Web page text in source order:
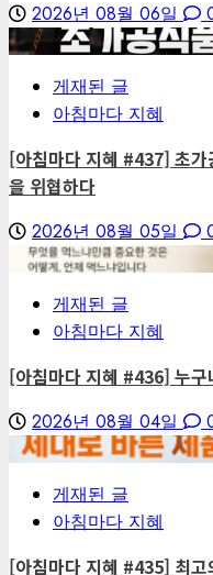
2026년 08월 06일
5
게재된 글
아침마다 지혜
[아침마다 지혜 #437] 초가
을 위협하다
2026년 08월 05일
게재된 글
아침마다 지혜
[아침마다 지혜 #436] 누구
2026년 08월 04일
게재된 글
아침마다 지혜
[아침마다 지혜 #435] 최고